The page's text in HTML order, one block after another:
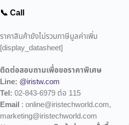
📞 Call
ราคาสินค้ายังไม่รวมภาษีมูลค่าเพิ่ม
[display_datasheet]
ติดต่อสอบถามเพื่อขอราคาพิเศษ
Line: @iristw.com
Tel: 02-843-6979 ต่อ 115
Email : online@iristechworld.com,
marketing@iristechworld.com